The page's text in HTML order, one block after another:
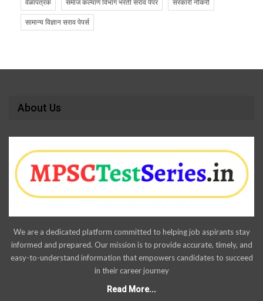
वेळापत्रक समाज कल्याण विभाग भरती सराव पेपर सरकारी नौकरी
सामान्य विज्ञान सराव पेपर्स
About Us
We are a dedicated platform committed to helping job aspirants stay
informed and prepared. Our mission is to provide accurate, timely, and
easy-to-understand information that empowers candidates to succeed
in their career journey
Read More...